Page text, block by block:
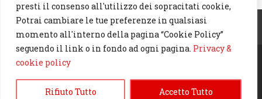
presti il consenso all'utilizzo dei sopracitati cookie,
Potrai cambiare le tue preferenze in qualsiasi
momento all'interno della pagina “Cookie Policy”
seguendo il link o in fondo ad ogni pagina. Privacy &
cookie policy
Rifiuto Tutto Accetto Tutto
Cerca
© 2023 Verosettimanale.com. All rights reserved.